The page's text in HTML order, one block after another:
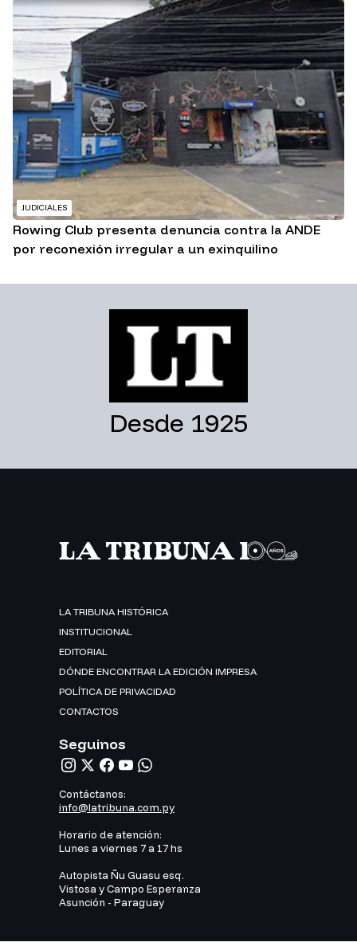
JUDICIALES
Rowing Club presenta denuncia contra la ANDE
por reconexión irregular a un exinquilino
Desde 1925
LA TRIBUNA HISTÓRICA
INSTITUCIONAL
EDITORIAL
DÓNDE ENCONTRAR LA EDICIÓN IMPRESA
POLÍTICA DE PRIVACIDAD
CONTACTOS
Seguinos
Contáctanos:
info@latribuna.com.py
Horario de atención:
Lunes a viernes 7 a 17 hs
Autopista Ñu Guasu esq.
Vistosa y Campo Esperanza
Asunción - Paraguay